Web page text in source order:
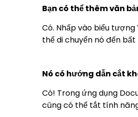
Bạn có thể thêm văn
Có. Nhấp vào biểu
thể di chuyển nó đến
Nó có hướng dẫn cắt
Có! Trong ứng dụng
cũng có thể tắt tính